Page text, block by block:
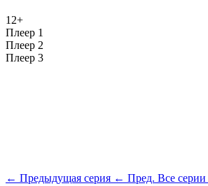
12+
Плеер 1
Плеер 2
Плеер 3
← Предыдущая серия ← Пред. Все серии